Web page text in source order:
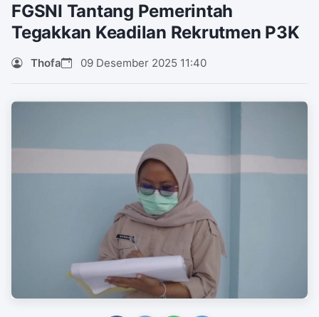
FGSNI Tantang Pemerintah
Tegakkan Keadilan Rekrutmen P3K
Thofa 09 Desember 2025 11:40